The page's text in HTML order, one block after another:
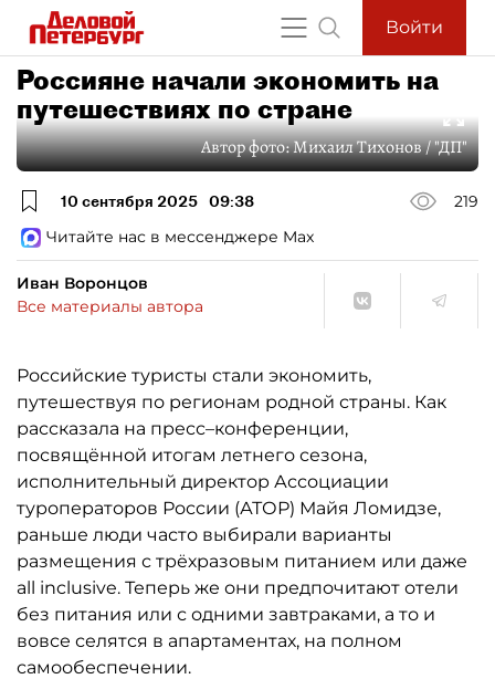
Войти
Россияне начали экономить на
путешествиях по стране
Автор фото:Михаил Тихонов / "ДП"
10 сентября 2025 09:38
219
Читайте нас в мессенджере Max
Иван Воронцов
Все материалы автора
Российские туристы стали экономить,
путешествуя по регионам родной страны. Как
рассказала на пресс–конференции,
посвящённой итогам летнего сезона,
исполнительный директор Ассоциации
туроператоров России (АТОР) Майя Ломидзе,
раньше люди часто выбирали варианты
размещения с трёхразовым питанием или даже
all inclusive. Теперь же они предпочитают отели
без питания или с одними завтраками, а то и
вовсе селятся в апартаментах, на полном
самообеспечении.